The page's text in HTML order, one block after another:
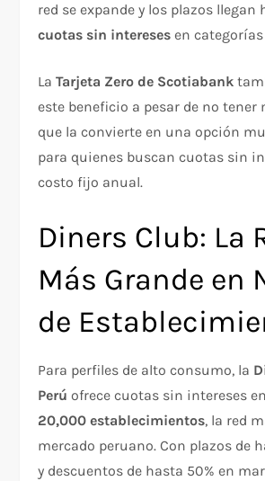
red se expande y los plazos llegan
cuotas sin intereses en
LaTarjeta Zero de Scotiabank
este beneficio a pesar de no tener
que la convierte en una opción
para quienes buscan cuotas sin
costo fijo anual.
Diners Club: La
Más Grande en
de
Para perfiles de alto consumo, la
Perú ofrece cuotas sin intereses en
20,000 establecimientos, la red
mercado peruano. Con plazos de
y descuentos de hasta 50% en